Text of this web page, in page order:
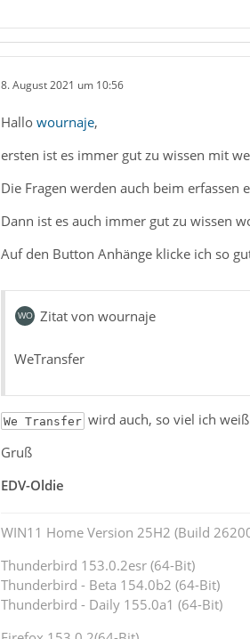
8. August 2021 um 10:56
Hallo wournaje,
ersten ist es immer gut zu wissen mit
Die Fragen werden auch beim erfassen
Dann ist es auch immer gut zu wissen
Auf den Button Anhänge klicke ich so
Zitat von wournaje
WeTransfer
We Transfer wird auch, so viel ich
Gruß
EDV-Oldie
WIN11 Home Version 25H2 (Build
Thunderbird 153.0.2esr (64-Bit)
Thunderbird - Beta 154.0b2 (64-Bit)
Thunderbird - Daily 155.0a1 (64-Bit)